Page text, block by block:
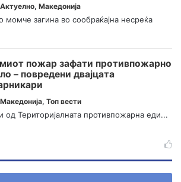
Актуелно, Македонија
момче загина во сообраќајна несреќа
пожар зафати противпожарно
– повредени двајцата
Македонија, Топ вести
од Територијалната противпожарна еди...